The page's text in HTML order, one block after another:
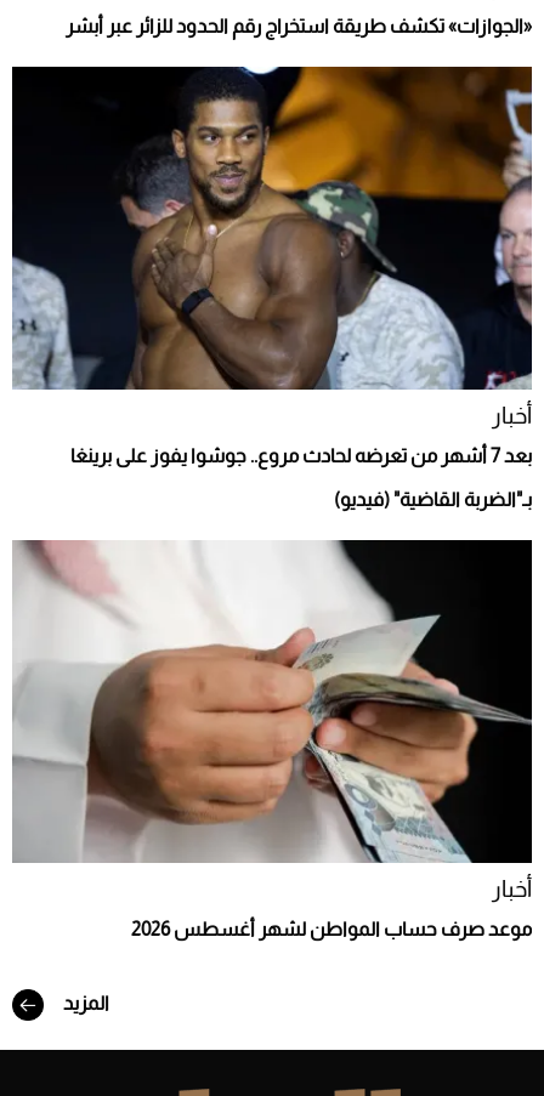
«الجوازات» تكشف طريقة استخراج رقم الحدود للزائر عبر أبشر
أخبار
بعد 7 أشهر من تعرضه لحادث مروع.. جوشوا يفوز على برينغا
بـ"الضربة القاضية" (فيديو)
أخبار
موعد صرف حساب المواطن لشهر أغسطس 2026
المزيد